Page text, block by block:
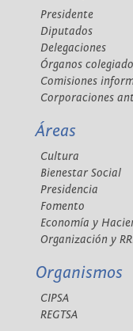
Presidente
Diputados
Delegaciones
Órganos
Comisiones
Corporaciones
Áreas
Cultura
Bienestar Social
Presidencia
Fomento
Economía y
Organización y
Organismos
CIPSA
REGTSA